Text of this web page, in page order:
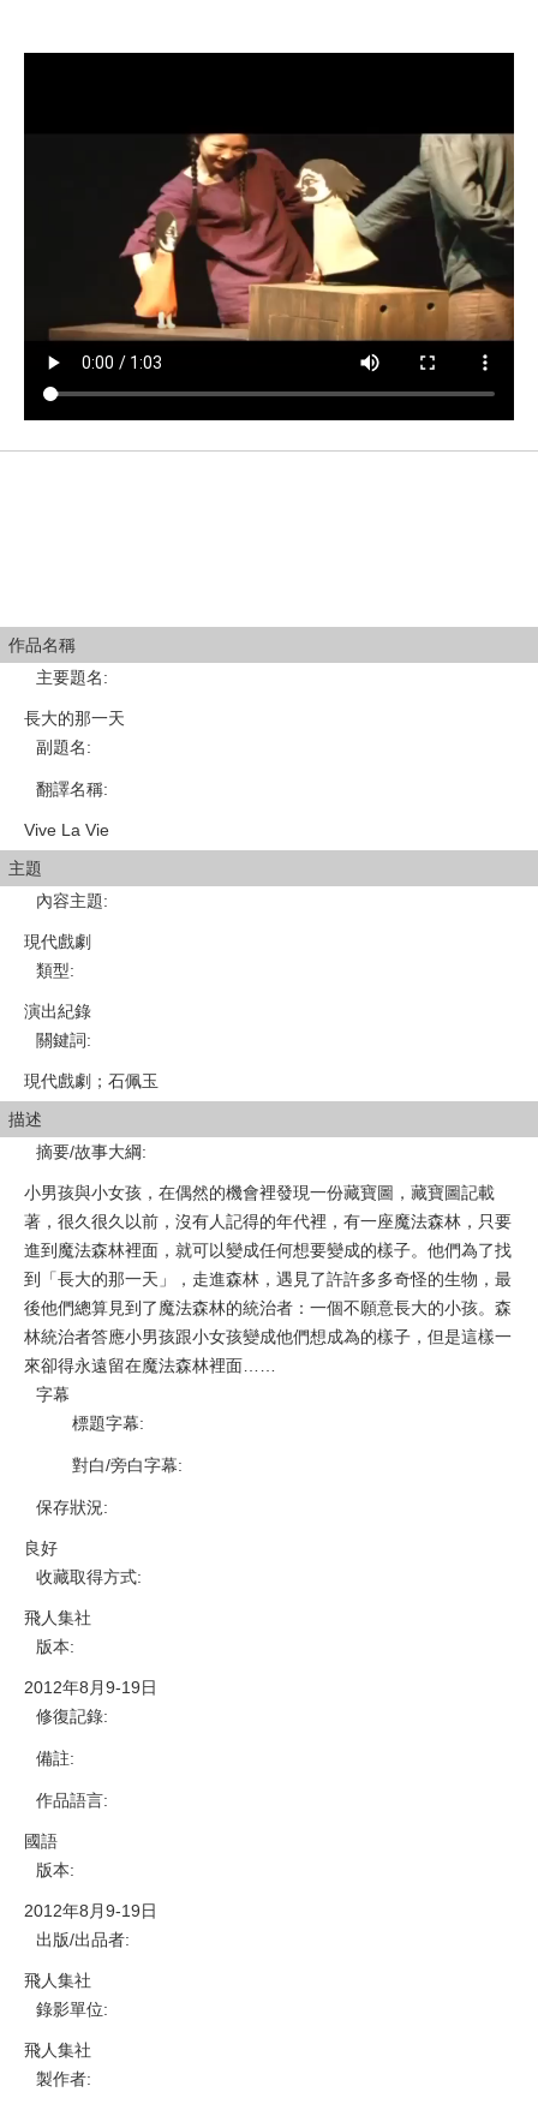
作品名稱
主要題名:
長大的那一天
副題名:
翻譯名稱:
Vive La Vie
主題
內容主題:
現代戲劇
類型:
演出紀錄
關鍵詞:
現代戲劇；石佩玉
描述
摘要/故事大綱:
小男孩與小女孩，在偶然的機會裡發現一份藏寶圖，藏寶圖記載
著，很久很久以前，沒有人記得的年代裡，有一座魔法森林，只要
進到魔法森林裡面，就可以變成任何想要變成的樣子。他們為了找
到「長大的那一天」，走進森林，遇見了許許多多奇怪的生物，最
後他們總算見到了魔法森林的統治者：一個不願意長大的小孩。森
林統治者答應小男孩跟小女孩變成他們想成為的樣子，但是這樣一
來卻得永遠留在魔法森林裡面……
字幕
標題字幕:
對白/旁白字幕:
保存狀況:
良好
收藏取得方式:
飛人集社
版本:
2012年8月9-19日
修復記錄:
備註:
作品語言:
國語
版本:
2012年8月9-19日
出版/出品者:
飛人集社
錄影單位:
飛人集社
製作者: